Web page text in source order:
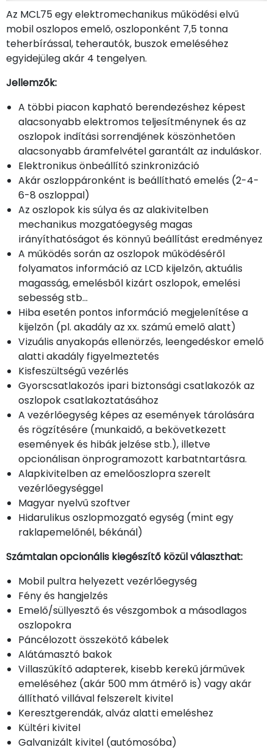
Az MCL75 egy elektromechanikus működési elvű
mobil oszlopos emelő, oszloponként 7,5 tonna
teherbírással, teherautók, buszok emeléséhez
egyidejüleg akár 4 tengelyen.
Jellemzők:
A többi piacon kapható berendezéshez képest
alacsonyabb elektromos teljesítménynek és az
oszlopok indítási sorrendjének köszönhetően
alacsonyabb áramfelvétel garantált az induláskor.
Elektronikus önbeállító szinkronizáció
Akár oszloppáronként is beállítható emelés (2-4-
6-8 oszloppal)
Az oszlopok kis súlya és az alakivitelben
mechanikus mozgatóegység magas
irányíthatóságot és könnyű beállítást eredményez
A működés során az oszlopok működéséről
folyamatos információ az LCD kijelzőn, aktuális
magasság, emelésből kizárt oszlopok, emelési
sebesség stb...
Hiba esetén pontos információ megjelenítése a
kijelzőn (pl. akadály az xx. számú emelő alatt)
Vizuális anyakopás ellenörzés, leengedéskor emelő
alatti akadály figyelmeztetés
Kisfeszültségű vezérlés
Gyorscsatlakozós ipari biztonsági csatlakozók az
oszlopok csatlakoztatásához
A vezérlőegység képes az események tárolására
és rögzítésére (munkaidő, a bekövetkezett
események és hibák jelzése stb.), illetve
opcionálisan önprogramozott karbatntartásra.
Alapkivitelben az emelőoszlopra szerelt
vezérlőegységgel
Magyar nyelvű szoftver
Hidarulikus oszlopmozgató egység (mint egy
raklapemelőnél, békánál)
Számtalan opcionális kiegészítő közül választhat:
Mobil pultra helyezett vezérlőegység
Fény és hangjelzés
Emelő/süllyesztő és vészgombok a másodlagos
oszlopokra
Páncélozott összekötő kábelek
Alátámasztó bakok
Villaszűkítő adapterek, kisebb kerekű járművek
emeléséhez (akár 500 mm átmérő is) vagy akár
állítható villával felszerelt kivitel
Keresztgerendák, alváz alatti emeléshez
Kültéri kivitel
Galvanizált kivitel (autómosóba)